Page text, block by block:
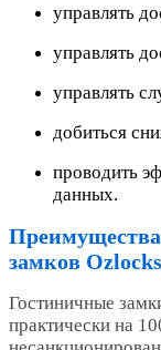
управлять
управлять
управлять
добиться
проводить
данных.
замков Ozlocks
Гостиничные
практически на